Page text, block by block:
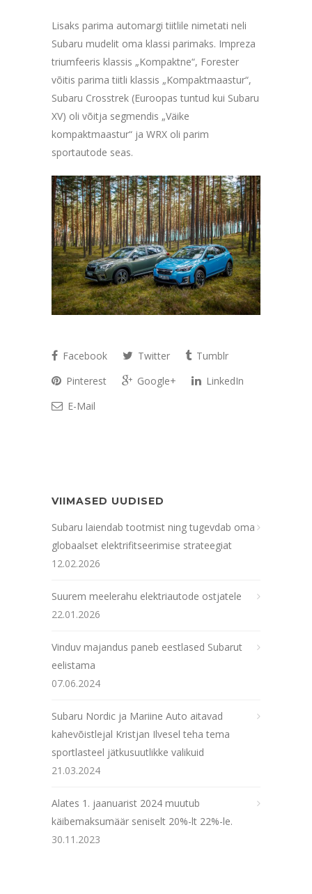
Lisaks parima automargi tiitlile nimetati neli
Subaru mudelit oma klassi parimaks. Impreza
triumfeeris klassis „Kompaktne“, Forester
võitis parima tiitli klassis „Kompaktmaastur“,
Subaru Crosstrek (Euroopas tuntud kui Subaru
XV) oli võitja segmendis „Väike
kompaktmaastur“ ja WRX oli parim
sportautode seas.
Facebook Twitter
Tumblr
Pinterest
Google+
LinkedIn
E-Mail
VIIMASED UUDISED
Subaru laiendab tootmist ning tugevdab oma
globaalset elektrifitseerimise strateegiat
12.02.2026
Suurem meelerahu elektriautode ostjatele
22.01.2026
Vinduv majandus paneb eestlased Subarut
eelistama
07.06.2024
Subaru Nordic ja Mariine Auto aitavad
kahevõistlejal Kristjan Ilvesel teha tema
sportlasteel jätkusuutlikke valikuid
21.03.2024
Alates 1. jaanuarist 2024 muutub
käibemaksumäär seniselt 20%-lt 22%-le.
30.11.2023